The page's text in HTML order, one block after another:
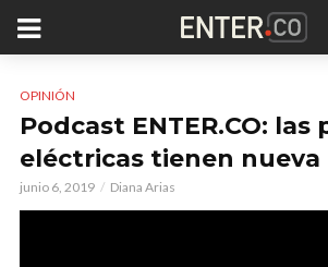
OPINIÓN
Podcast ENTER.CO:
eléctricas tienen
junio 6, 2019 Diana Arias